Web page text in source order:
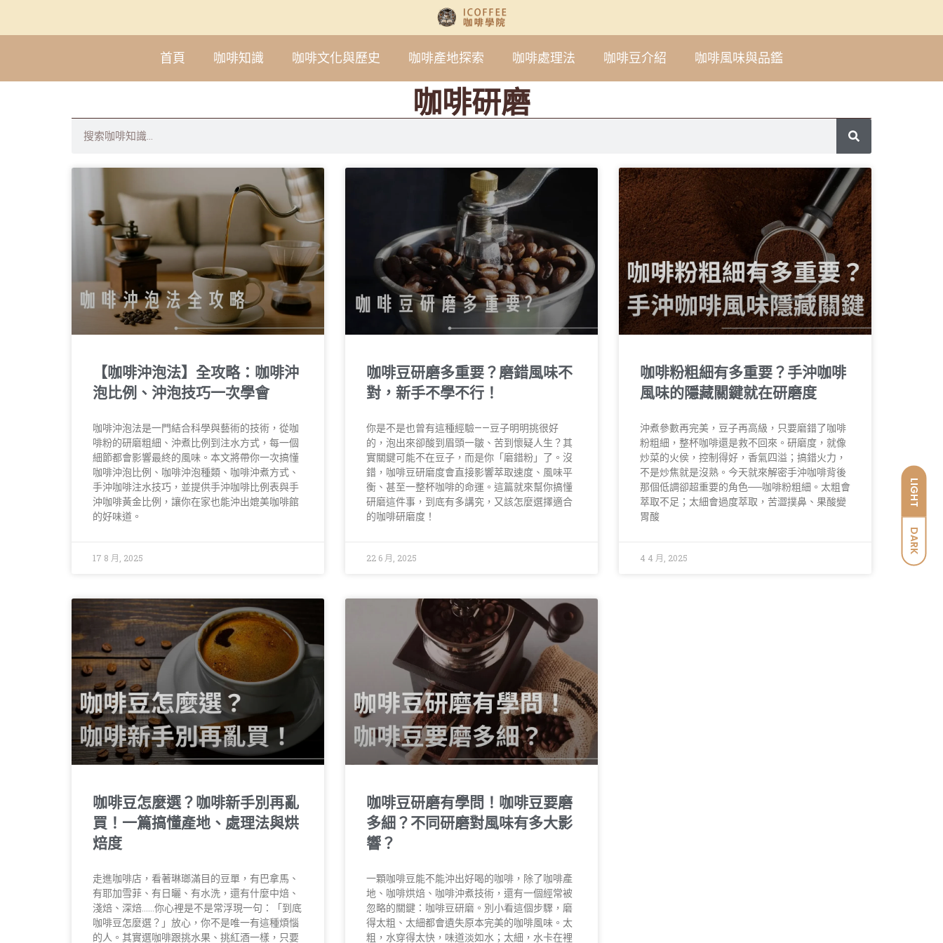
LIGHT
DARK
首頁 咖啡知識 咖啡文化與歷史 咖啡產地探索 咖啡處理法 咖啡豆介紹 咖啡風味與品鑑
咖啡研磨
【咖啡沖泡法】全攻略：咖啡沖
泡比例、沖泡技巧一次學會
咖啡沖泡法是一門結合科學與藝術的技術，從咖
啡粉的研磨粗細、沖煮比例到注水方式，每一個
細節都會影響最終的風味。本文將帶你一次搞懂
咖啡沖泡比例、咖啡沖泡種類、咖啡沖煮方式、
手沖咖啡注水技巧，並提供手沖咖啡比例表與手
沖咖啡黃金比例，讓你在家也能沖出媲美咖啡館
的好味道。
17 8 月, 2025
咖啡豆研磨多重要？磨錯風味不
對，新手不學不行！
你是不是也曾有這種經驗——豆子明明挑很好
的，泡出來卻酸到眉頭一皺、苦到懷疑人生？其
實關鍵可能不在豆子，而是你「磨錯粉」了。沒
錯，咖啡豆研磨度會直接影響萃取速度、風味平
衡、甚至一整杯咖啡的命運。這篇就來幫你搞懂
研磨這件事，到底有多講究，又該怎麼選擇適合
的咖啡研磨度！
22 6 月, 2025
咖啡粉粗細有多重要？手沖咖啡
風味的隱藏關鍵就在研磨度
沖煮參數再完美，豆子再高級，只要磨錯了咖啡
粉粗細，整杯咖啡還是救不回來。研磨度，就像
炒菜的火侯，控制得好，香氣四溢；搞錯火力，
不是炒焦就是沒熟。今天就來解密手沖咖啡背後
那個低調卻超重要的角色──咖啡粉粗細。太粗會
萃取不足；太細會過度萃取，苦澀撲鼻、果酸變
胃酸
4 4 月, 2025
咖啡豆怎麼選？咖啡新手別再亂
買！一篇搞懂產地、處理法與烘
焙度
走進咖啡店，看著琳瑯滿目的豆單，有巴拿馬、
有耶加雪菲、有日曬、有水洗，還有什麼中焙、
淺焙、深焙……你心裡是不是常浮現一句：「到底
咖啡豆怎麼選？」放心，你不是唯一有這種煩惱
的人。其實選咖啡跟挑水果、挑紅酒一樣，只要
咖啡豆研磨有學問！咖啡豆要磨
多細？不同研磨對風味有多大影
響？
一顆咖啡豆能不能沖出好喝的咖啡，除了咖啡產
地、咖啡烘焙、咖啡沖煮技術，還有一個經常被
忽略的關鍵：咖啡豆研磨。別小看這個步驟，磨
得太粗、太細都會遺失原本完美的咖啡風味。太
粗，水穿得太快，味道淡如水；太細，水卡在裡